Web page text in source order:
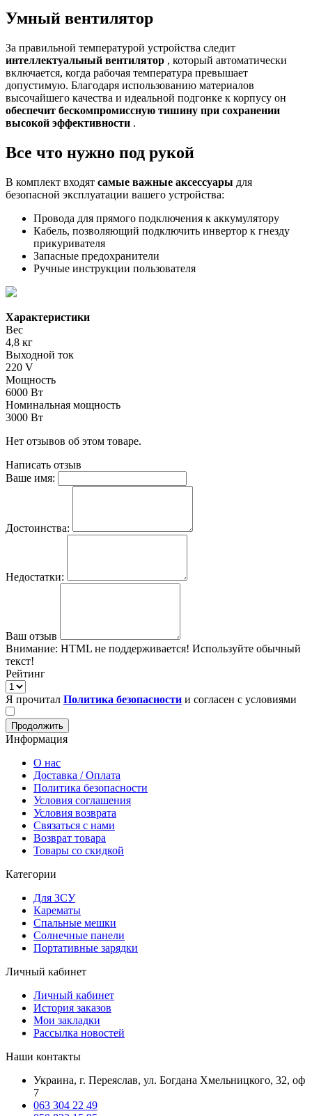
Умный вентилятор
За правильной температурой устройства следит
интеллектуальный вентилятор , который автоматически
включается, когда рабочая температура превышает
допустимую. Благодаря использованию материалов
высочайшего качества и идеальной подгонке к корпусу он
обеспечит бескомпромиссную тишину при сохранении
высокой эффективности .
Все что нужно под рукой
В комплект входят самые важные аксессуары для
безопасной эксплуатации вашего устройства:
Провода для прямого подключения к аккумулятору
Кабель, позволяющий подключить инвертор к гнезду
прикуривателя
Запасные предохранители
Ручные инструкции пользователя
Характеристики
Вес
4,8 кг
Выходной ток
220 V
Мощность
6000 Вт
Номинальная мощность
3000 Вт
Нет отзывов об этом товаре.
Написать отзыв
Ваше имя:
Достоинства:
Недостатки:
Ваш отзыв
Внимание: HTML не поддерживается! Используйте обычный
текст!
Рейтинг
Я прочитал Политика безопасности и согласен с условиями
Продолжить
Информация
О нас
Доставка / Оплата
Политика безопасности
Условия соглашения
Условия возврата
Связаться с нами
Возврат товара
Товары со скидкой
Категории
Для ЗСУ
Карематы
Спальные мешки
Солнечные панели
Портативные зарядки
Личный кабинет
Личный кабинет
История заказов
Мои закладки
Рассылка новостей
Наши контакты
Украина, г. Переяслав, ул. Богдана Хмельницкого, 32, оф
7
063 304 22 49